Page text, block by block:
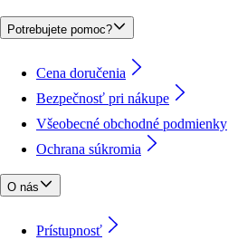
Potrebujete pomoc?
Cena doručenia
Bezpečnosť pri nákupe
Všeobecné obchodné podmienky
Ochrana súkromia
O nás
Prístupnosť